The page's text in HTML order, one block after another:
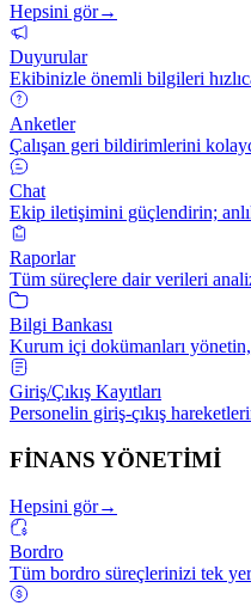
Hepsini gör→
Duyurular
Ekibinizle önemli bilgileri
Anketler
Çalışan geri bildirimlerini
Chat
Ekip iletişimini güçlendirin;
Raporlar
Tüm süreçlere dair verileri
Bilgi Bankası
Kurum içi dokümanları
Giriş/Çıkış Kayıtları
Personelin giriş-çıkış
FİNANS YÖNETİMİ
Hepsini gör→
Bordro
Tüm bordro süreçlerinizi tek